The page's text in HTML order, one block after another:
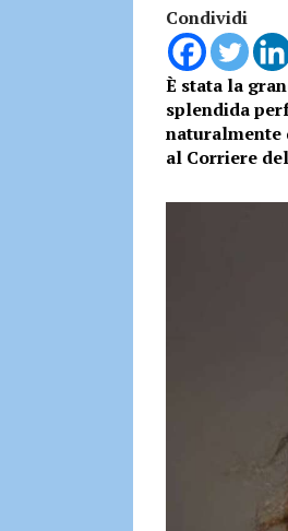
Condividi
È stata la
splendida
naturalmente
al Corriere